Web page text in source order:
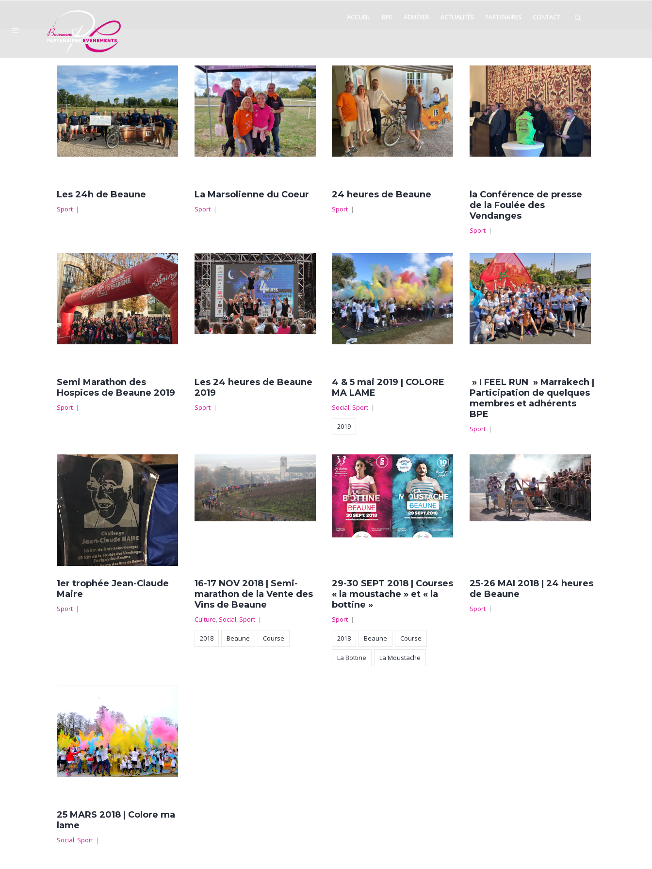
ACCUEIL BPE ADHÉRER ACTUALITÉS PARTENAIRES CONTACT
Les 24h de Beaune
Sport |
La Marsolienne du Coeur
Sport|
24 heures de Beaune
Sport |
la Conférence de presse
de la Foulée des
Vendanges
Sport|
Semi Marathon des
Hospices de Beaune 2019
Sport |
Les 24 heures de Beaune
2019
Sport|
4 & 5 mai 2019 | COLORE
MA LAME
Social, Sport |
2019
» I FEEL RUN » Marrakech |
Participation de quelques
membres et adhérents
BPE
Sport|
1er trophée Jean-Claude
Maire
Sport |
16-17 NOV 2018 | Semi-
marathon de la Vente des
Vins de Beaune
Culture, Social, Sport|
2018 Beaune Course
29-30 SEPT 2018 | Courses
« la moustache » et « la
bottine »
Sport |
2018 Beaune Course
La Bottine La Moustache
25-26 MAI 2018 | 24 heures
de Beaune
Sport|
25 MARS 2018 | Colore ma
lame
Social, Sport |